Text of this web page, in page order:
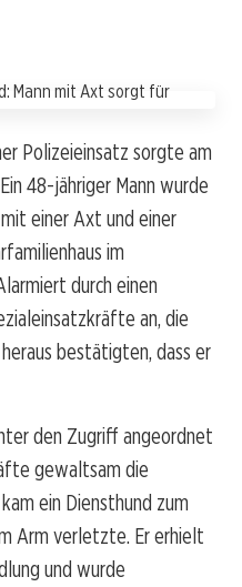
Polizeieinsatz sorgte am
48-jähriger Mann wurde
einer Axt und einer
im
durch einen
an, die
bestätigten, dass er
den Zugriff angeordnet
gewaltsam die
ein Diensthund zum
Arm verletzte. Er erhielt
und wurde